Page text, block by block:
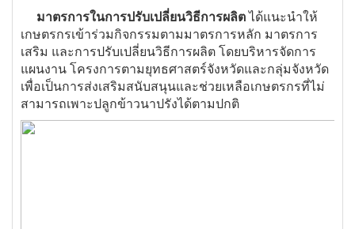
มาตรการในการปรับเปลี่ยนวิธีการผลิตได้แนะนำให้
เกษตรกรเข้าร่วมกิจกรรมตามมาตรการหลัก มาตรการ
เสริม และการปรับเปลี่ยนวิธีการผลิต โดยบริหารจัดการ
แผนงาน โครงการตามยุทธศาสตร์จังหวัดและกลุ่มจังหวัด
เพื่อเป็นการส่งเสริมสนับสนุนและช่วยเหลือเกษตรกรที่ไม่
สามารถเพาะปลูกข้าวนาปรังได้ตามปกติ